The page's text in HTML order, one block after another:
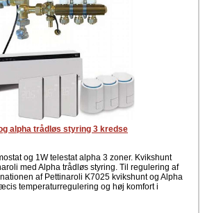
alpha trådløs styring 3 kredse
og 1W telestat alpha 3 zoner. Kvikshunt
med Alpha trådløs styring. Til regulering af
af Pettinaroli K7025 kvikshunt og Alpha
temperaturregulering og høj komfort i